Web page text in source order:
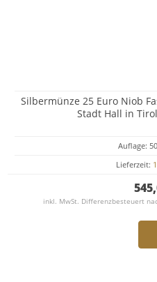
Silbermünze 25 Euro Niob
Stadt Hall in
Auflage:
Lieferzeit:
inkl. MwSt. Differenzbesteuert